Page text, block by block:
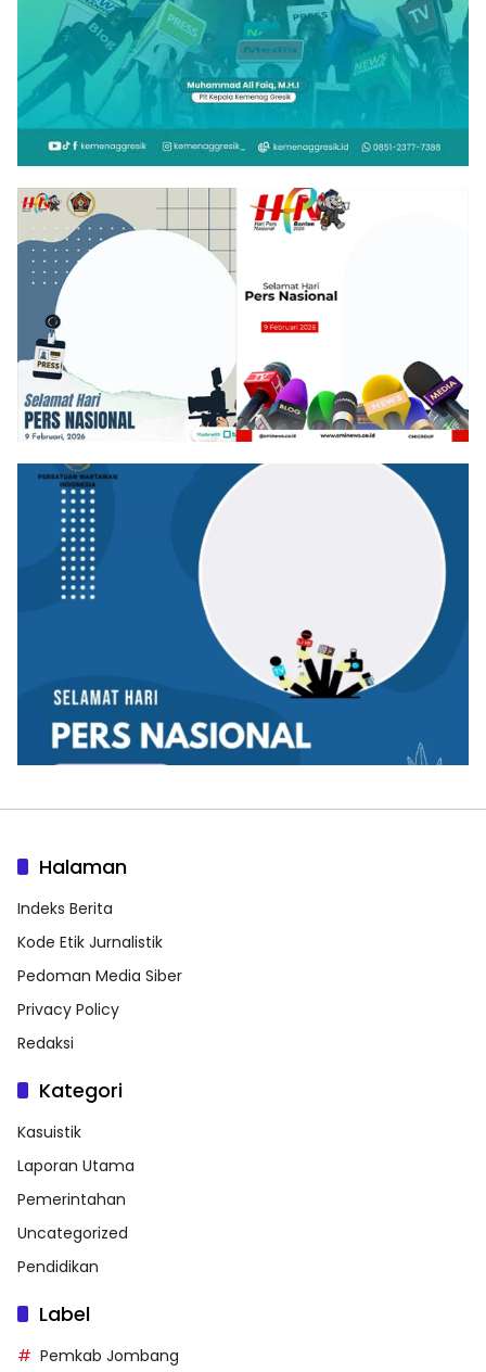
Halaman
Indeks Berita
Kode Etik Jurnalistik
Pedoman Media Siber
Privacy Policy
Redaksi
Kategori
Kasuistik
Laporan Utama
Pemerintahan
Uncategorized
Pendidikan
Label
Pemkab Jombang